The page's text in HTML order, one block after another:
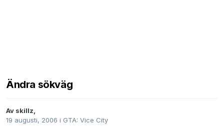
Ändra sökväg
Av skillz,
19 augusti, 2006 i GTA: Vice City